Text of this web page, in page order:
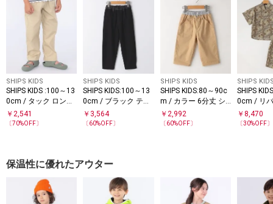
SHIPS KIDS
SHIPS KIDS :100～13
0cm / タック ロング
パンツ
￥ 2,541
〔70%OFF〕
SHIPS KIDS
SHIPS KIDS:100～13
0cm / ブラック テー
パード パンツ
￥ 3,564
〔60%OFF〕
SHIPS KIDS
SHIPS KIDS:80～90c
m / カラー 6分丈 シ
ョーツ
￥ 2,992
〔60%OFF〕
SHIPS
SHIPS
0cm / リ
ント 甚平
￥8,470
〔30%OFF〕
保温性に優れたアウター